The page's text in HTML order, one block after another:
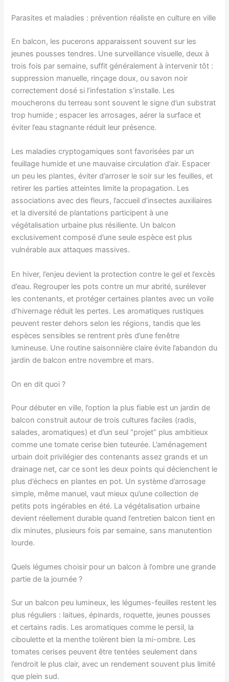
Parasites et maladies : prévention réaliste en culture en ville
En balcon, les pucerons apparaissent souvent sur les
jeunes pousses tendres. Une surveillance visuelle, deux à
trois fois par semaine, suffit généralement à intervenir tôt :
suppression manuelle, rinçage doux, ou savon noir
correctement dosé si l’infestation s’installe. Les
moucherons du terreau sont souvent le signe d’un substrat
trop humide ; espacer les arrosages, aérer la surface et
éviter l’eau stagnante réduit leur présence.
Les maladies cryptogamiques sont favorisées par un
feuillage humide et une mauvaise circulation d’air. Espacer
un peu les plantes, éviter d’arroser le soir sur les feuilles, et
retirer les parties atteintes limite la propagation. Les
associations avec des fleurs, l’accueil d’insectes auxiliaires
et la diversité de plantations participent à une
végétalisation urbaine plus résiliente. Un balcon
exclusivement composé d’une seule espèce est plus
vulnérable aux attaques massives.
En hiver, l’enjeu devient la protection contre le gel et l’excès
d’eau. Regrouper les pots contre un mur abrité, surélever
les contenants, et protéger certaines plantes avec un voile
d’hivernage réduit les pertes. Les aromatiques rustiques
peuvent rester dehors selon les régions, tandis que les
espèces sensibles se rentrent près d’une fenêtre
lumineuse. Une routine saisonnière claire évite l’abandon du
jardin de balcon entre novembre et mars.
On en dit quoi ?
Pour débuter en ville, l’option la plus fiable est un jardin de
balcon construit autour de trois cultures faciles (radis,
salades, aromatiques) et d’un seul “projet” plus ambitieux
comme une tomate cerise bien tuteurée. L’aménagement
urbain doit privilégier des contenants assez grands et un
drainage net, car ce sont les deux points qui déclenchent le
plus d’échecs en plantes en pot. Un système d’arrosage
simple, même manuel, vaut mieux qu’une collection de
petits pots ingérables en été. La végétalisation urbaine
devient réellement durable quand l’entretien balcon tient en
dix minutes, plusieurs fois par semaine, sans manutention
lourde.
Quels légumes choisir pour un balcon à l’ombre une grande
partie de la journée ?
Sur un balcon peu lumineux, les légumes-feuilles restent les
plus réguliers : laitues, épinards, roquette, jeunes pousses
et certains radis. Les aromatiques comme le persil, la
ciboulette et la menthe tolèrent bien la mi-ombre. Les
tomates cerises peuvent être tentées seulement dans
l’endroit le plus clair, avec un rendement souvent plus limité
que plein sud.